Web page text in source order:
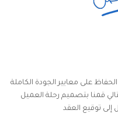
على معايير الجودة الكاملة
قمنا بتصميم رحلة العميل
إلى توقيع العقد